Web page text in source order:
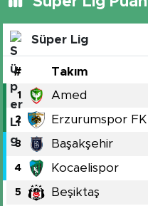
Süper Lig
# Takım
1 Amed
2 Erzurumspor FK
3 Başakşehir
4 Kocaelispor
5 Beşiktaş